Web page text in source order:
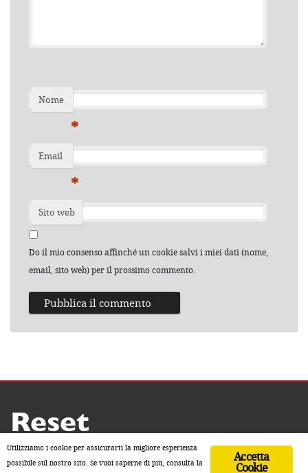
Nome
*
Email
*
Sito web
Do il mio consenso affinché un cookie salvi i miei dati (nome,
email, sito web) per il prossimo commento.
Reset
Accetta
Cookie
Utilizziamo i cookie per assicurarti la migliore esperienza
possibile sul nostro sito. Se vuoi saperne di più, consulta la